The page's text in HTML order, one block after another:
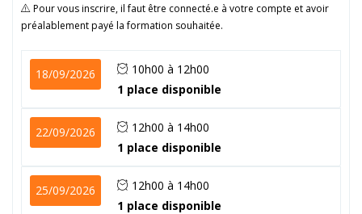
Pour vous inscrire, il faut être connecté.e à votre compte et avoir
préalablement payé la formation souhaitée.
18/09/2026
10h00 à 12h00
1 place disponible
22/09/2026
12h00 à 14h00
1 place disponible
25/09/2026
12h00 à 14h00
1 place disponible